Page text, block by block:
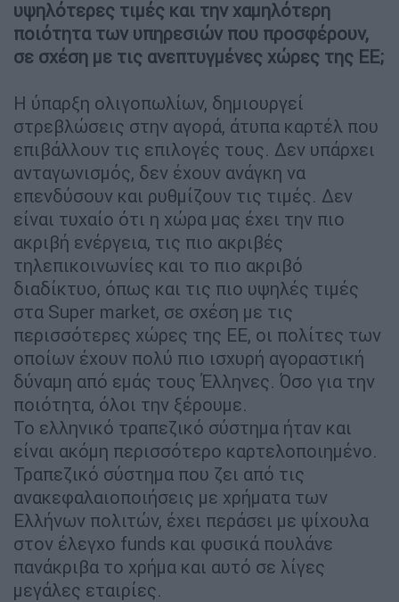
υψηλότερες τιμές και την χαμηλότερη
ποιότητα των υπηρεσιών που προσφέρουν,
σε σχέση με τις ανεπτυγμένες χώρες της ΕΕ;
Η ύπαρξη ολιγοπωλίων, δημιουργεί
στρεβλώσεις στην αγορά, άτυπα καρτέλ που
επιβάλλουν τις επιλογές τους. Δεν υπάρχει
ανταγωνισμός, δεν έχουν ανάγκη να
επενδύσουν και ρυθμίζουν τις τιμές. Δεν
είναι τυχαίο ότι η χώρα μας έχει την πιο
ακριβή ενέργεια, τις πιο ακριβές
τηλεπικοινωνίες και το πιο ακριβό
διαδίκτυο, όπως και τις πιο υψηλές τιμές
στα Super market, σε σχέση με τις
περισσότερες χώρες της ΕΕ, οι πολίτες των
οποίων έχουν πολύ πιο ισχυρή αγοραστική
δύναμη από εμάς τους Έλληνες. Όσο για την
ποιότητα, όλοι την ξέρουμε.
Το ελληνικό τραπεζικό σύστημα ήταν και
είναι ακόμη περισσότερο καρτελοποιημένο.
Τραπεζικό σύστημα που ζει από τις
ανακεφαλαιοποιήσεις με χρήματα των
Ελλήνων πολιτών, έχει περάσει με ψίχουλα
στον έλεγχο funds και φυσικά πουλάνε
πανάκριβα το χρήμα και αυτό σε λίγες
μεγάλες εταιρίες.